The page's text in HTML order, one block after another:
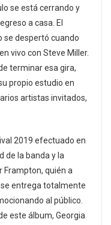
se está cerrando y
a casa. El
se despertó cuando
vivo con Steve Miller.
terminar esa gira,
propio estudio en
artistas invitados,
2019 efectuado en
de la banda y la
quién a
entrega totalmente
al público.
este álbum, Georgia